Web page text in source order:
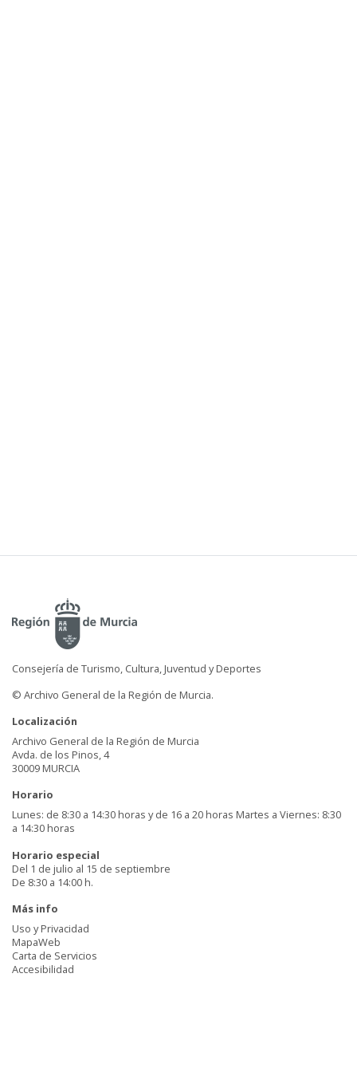
Consejería de Turismo, Cultura, Juventud y Deportes
© Archivo General de la Región de Murcia.
Localización
Archivo General de la Región de Murcia
Avda. de los Pinos, 4
30009 MURCIA
Horario
Lunes: de 8:30 a 14:30 horas y de 16 a 20 horas Martes a Viernes: 8:30
a 14:30 horas
Horario especial
Del 1 de julio al 15 de septiembre
De 8:30 a 14:00 h.
Más info
Uso y Privacidad
MapaWeb
Carta de Servicios
Accesibilidad